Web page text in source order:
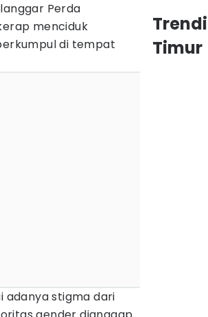
Perda
menciduk
di tempat
adanya stigma dari
Timur